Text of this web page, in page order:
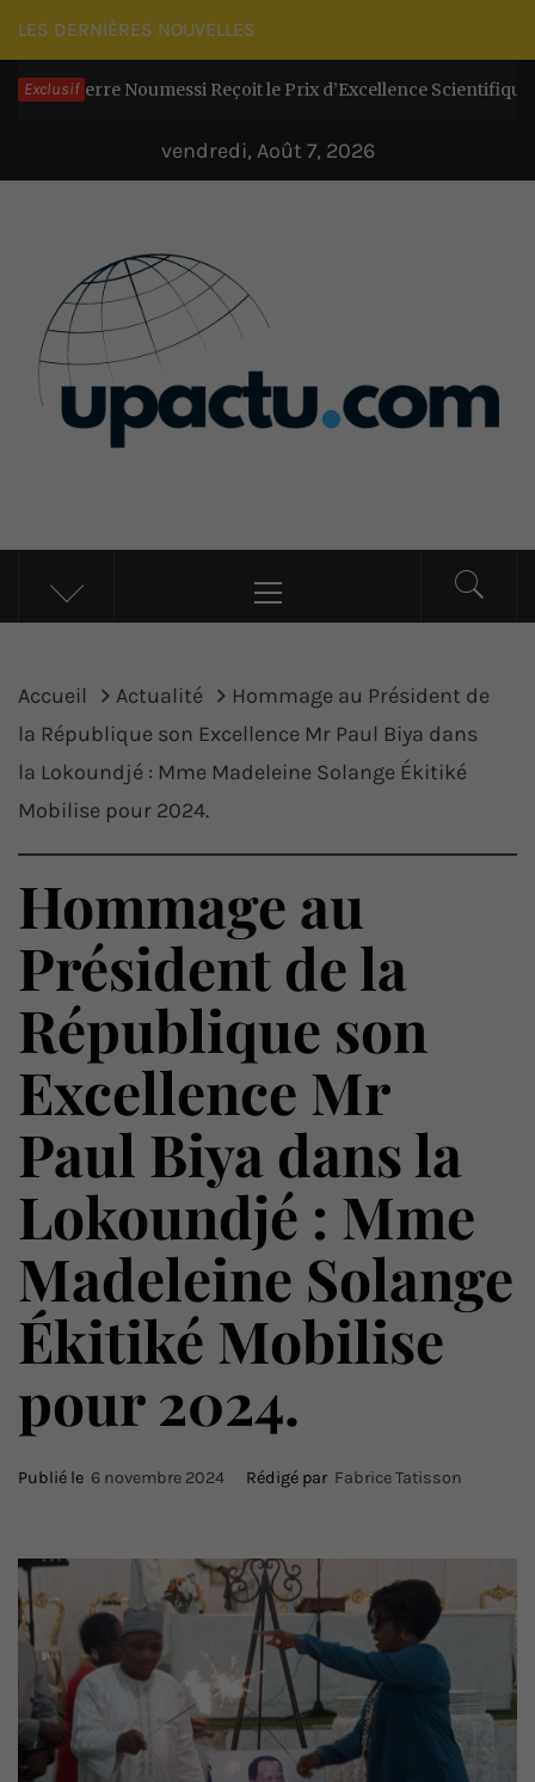
Passer
au
contenu
LES DERNIÈRES NOUVELLES
Exclusif
Noumessi Reçoit le Prix d’Excellence Scientifique et
vendredi, Août 7, 2026
UP ACTU
L’actualité d’ici et d’ailleurs
principal
Accueil Actualité
Hommage au Président de
la République son Excellence Mr Paul Biya dans
la Lokoundjé : Mme Madeleine Solange Ékitiké
Mobilise pour 2024.
Hommage au
Président de la
République son
Excellence Mr
Paul Biya dans la
Lokoundjé : Mme
Madeleine Solange
Ékitiké Mobilise
pour 2024.
Publié le 6 novembre 2024 Rédigé par Fabrice Tatisson